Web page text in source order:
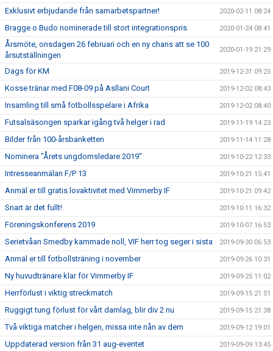
Exklusivt erbjudande från samarbetspartner! 2020-02-11 08:24
Bragge o Budo nominerade till stort integrationspris 2020-01-24 08:41
Årsmöte, onsdagen 26 februari och en ny chans att se 100
årsutställningen
2020-01-19 21:29
Dags för KM 2019-12-31 09:25
Kosse tränar med F08-09 på Asllani Court 2019-12-02 08:43
Insamling till små fotbollsspelare i Afrika 2019-12-02 08:40
Futsalsäsongen sparkar igång två helger i rad 2019-11-19 14:23
Bilder från 100-årsbanketten 2019-11-14 11:28
Nominera "Årets ungdomsledare 2019" 2019-10-22 12:33
Intresseanmälan F/P 13 2019-10-21 15:41
Anmäl er till gratis lovaktivitet med Vimmerby IF 2019-10-21 09:42
Snart är det fullt! 2019-10-11 16:32
Föreningskonferens 2019 2019-10-07 16:53
Serietvåan Smedby kammade noll, VIF herr tog seger i sista 2019-09-30 06:53
Anmäl er till fotbollsträning i november 2019-09-26 10:31
Ny huvudtränare klar för Vimmerby IF 2019-09-25 11:02
Herrförlust i viktig streckmatch 2019-09-15 21:51
Ruggigt tung förlust för vårt damlag, blir div 2 nu 2019-09-15 21:38
Två viktiga matcher i helgen, missa inte nån av dem 2019-09-12 19:01
Uppdaterad version från 31 aug-eventet 2019-09-09 13:45